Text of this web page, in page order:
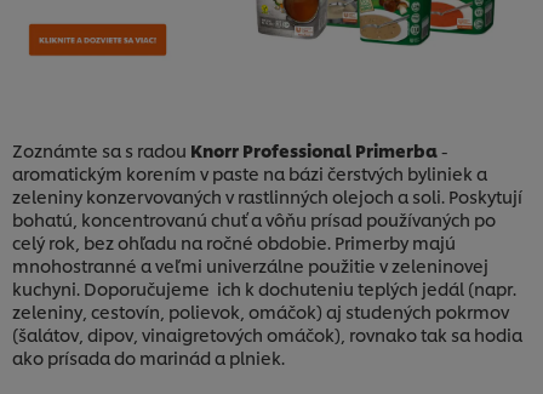
Zoznámte sa s radou Knorr Professional Primerba -
aromatickým korením v paste na bázi čerstvých byliniek a
zeleniny konzervovaných v rastlinných olejoch a soli. Poskytují
bohatú, koncentrovanú chuť a vôňu prísad používaných po
celý rok, bez ohľadu na ročné obdobie. Primerby majú
mnohostranné a veľmi univerzálne použitie v zeleninovej
kuchyni. Doporučujeme ich k dochuteniu teplých jedál (napr.
zeleniny, cestovín, polievok, omáčok) aj studených pokrmov
(šalátov, dipov, vinaigretových omáčok), rovnako tak sa hodia
ako prísada do marinád a plniek.
Používame súbory cookies (a podobné techniky), aby
sme mohli zlepšiť Vaše skúsenosti s našim webom.